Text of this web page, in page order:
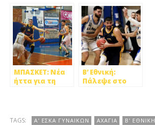
Αιγάλεω και
Ένωση Ιλίου
ΜΠΑΣΚΕΤ: Νέα
ήττα για τη
Δαφνίου
Β’ Εθνική:
Πάλεψε στο
Παπάγου
TAGS: Α' ΕΣΚΑ ΓΥΝΑΙΚΩΝ ΑΧΑΓΙΑ
Β' ΕΘΝΙΚΗ